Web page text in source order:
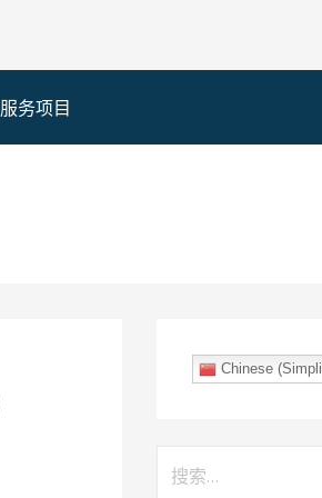
服务项目
Chinese
索